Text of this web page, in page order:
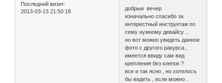
Последний визит:
2013-03-13 21:50:18
добрыи вечер
изначально спасибо за
интерестный инструктаж по
сему нужному девайсу ..
но вот можно увидеть данное
фото с другого ракурса ,
имеется ввиду сам вид
крепления без клепок ?
все и так ясно , но хотелосъ
бы видеть , если можно ..